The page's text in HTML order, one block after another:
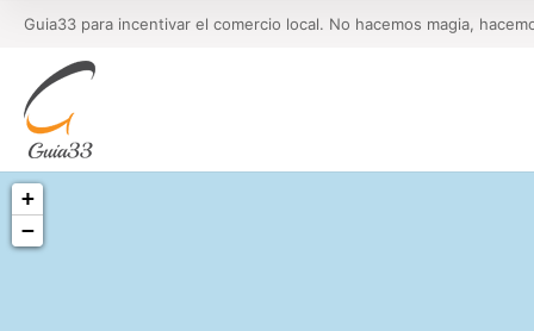
Guia33 para incentivar el comercio local. No hacemos magia,
+
−